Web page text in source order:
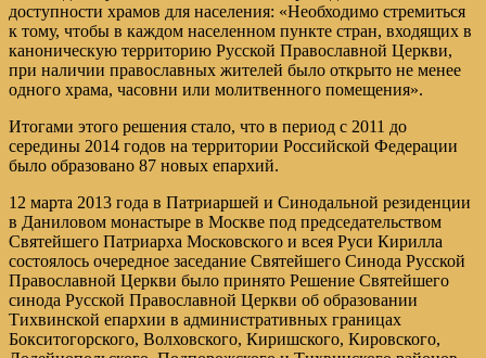
доступности храмов для населения: «Необходимо стремиться
к тому, чтобы в каждом населенном пункте стран, входящих в
каноническую территорию Русской Православной Церкви,
при наличии православных жителей было открыто не менее
одного храма, часовни или молитвенного помещения».
Итогами этого решения стало, что в период с 2011 до
середины 2014 годов на территории Российской Федерации
было образовано 87 новых епархий.
12 марта 2013 года в Патриаршей и Синодальной резиденции
в Даниловом монастыре в Москве под председательством
Святейшего Патриарха Московского и всея Руси Кирилла
состоялось очередное заседание Святейшего Синода Русской
Православной Церкви было принято Решение Святейшего
синода Русской Православной Церкви об образовании
Тихвинской епархии в административных границах
Бокситогорского, Волховского, Киришского, Кировского,